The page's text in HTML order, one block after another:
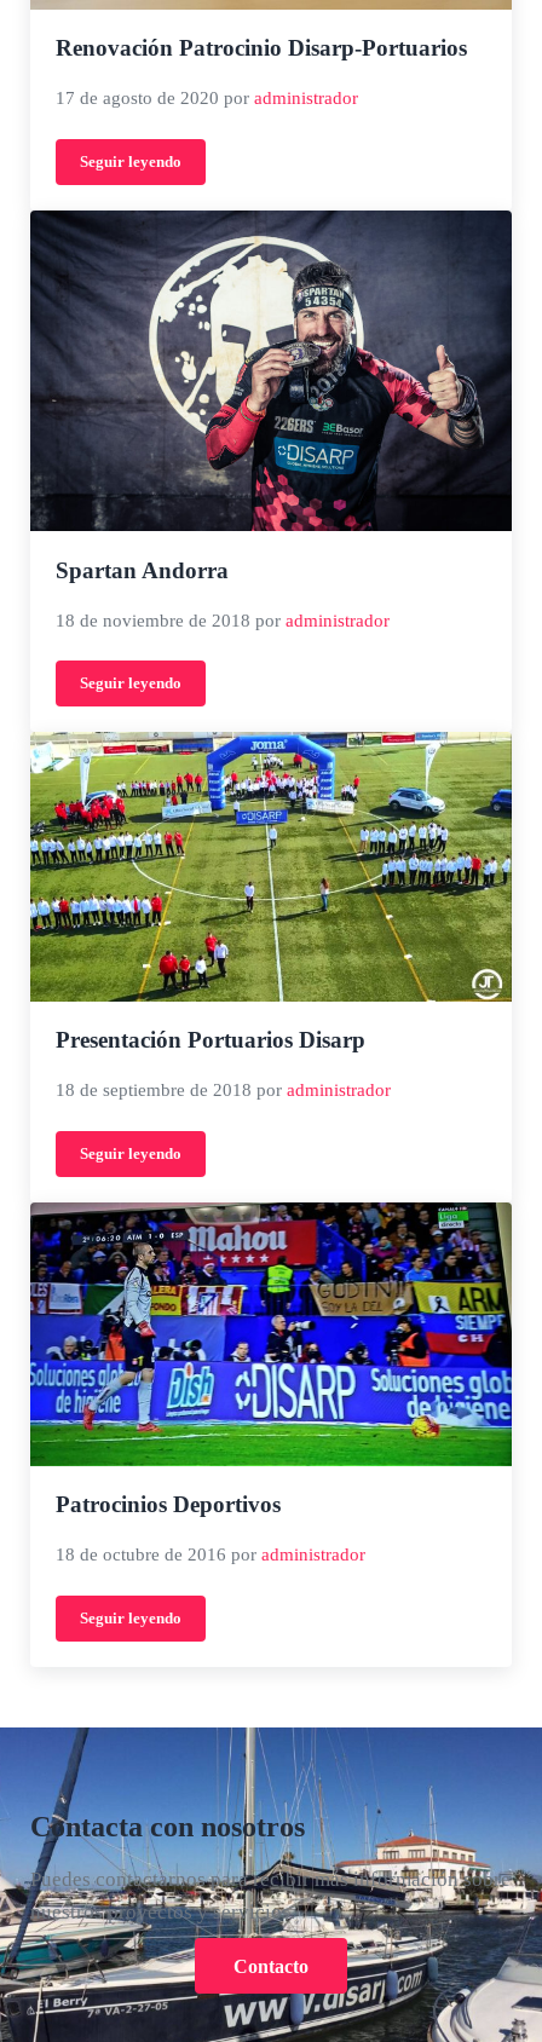
Renovación Patrocinio Disarp-Portuarios
17 de agosto de 2020 poradministrador
Seguir leyendoRenovación Patrocinio Disarp-Portuarios
Spartan Andorra
18 de noviembre de 2018 poradministrador
Seguir leyendoSpartan Andorra
Presentación Portuarios Disarp
18 de septiembre de 2018 poradministrador
Seguir leyendoPresentación Portuarios Disarp
Patrocinios Deportivos
18 de octubre de 2016 poradministrador
Seguir leyendoPatrocinios Deportivos
Contacta con nosotros
Puedes contactarnos para recibir más información sobre
nuestros proyectos y servicios.
Contacto